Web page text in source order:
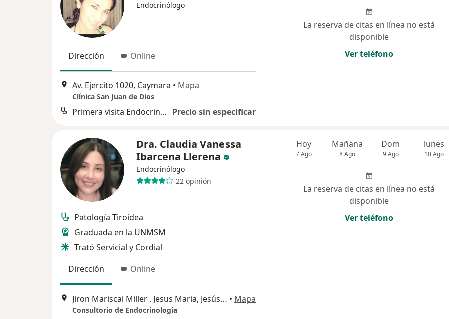
Endocrinólogo
Dirección Online
Av. Ejercito 1020, Caymara • Mapa
Clínica San Juan de Dios
Primera visita Endocrinología Precio sin especificar
La reserva de citas en línea no está
disponible
Ver teléfono
Dra. Claudia Vanessa
Ibarcena Llerena
Endocrinólogo
22 opinión
Patología Tiroidea
Graduada en la UNMSM
Trató Servicial y Cordial
Dirección
Online
Jiron Mariscal Miller . Jesus Maria, Jesús María • Mapa
Consultorio de Endocrinología
Hoy
7 Ago
Mañana
8 Ago
Dom
9 Ago
lunes
10 Ago
La reserva de citas en línea no está
disponible
Ver teléfono